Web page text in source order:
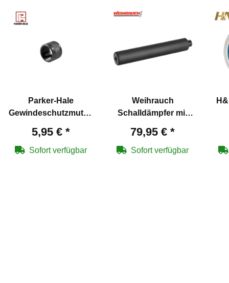
Parker-Hale
Gewindeschutzmutter
(Schalldämpfergewinde)
5,95 € *
Sofort verfügbar
Weihrauch
Schalldämpfer mit
Luftgewehre (P18)
79,95 € *
Sofort verfügbar